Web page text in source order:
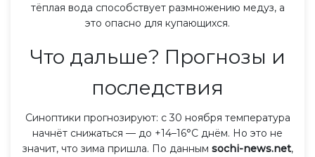
тёплая вода способствует размножению медуз, а
это опасно для купающихся.
Что дальше? Прогнозы и
последствия
Синоптики прогнозируют: с 30 ноября температура
начнёт снижаться — до +14–16°C днём. Но это не
значит, что зима пришла. По данным sochi-news.net,